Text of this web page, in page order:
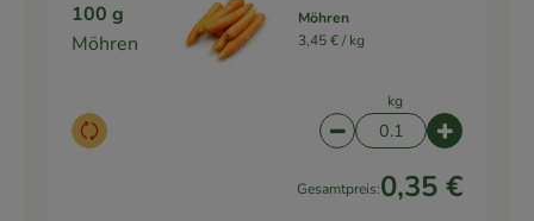
100 g
Möhren
Auswahl ändern
Möhren
3,45 € /kg
kg
Artikelanzahl
Gesamtpreis:0,35 €